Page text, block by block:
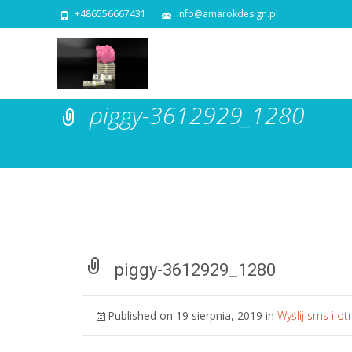
+486556667431 info@amarokdesign.pl
piggy-3612929_1280
piggy-3612929_1280
Published on 19 sierpnia, 2019 in Wyślij sms i